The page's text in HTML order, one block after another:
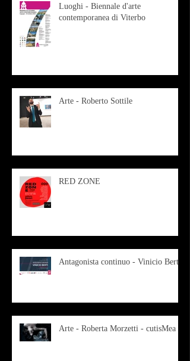
Luoghi - Biennale d'arte
contemporanea di Viterbo
Arte - Roberto Sottile
RED ZONE
Antagonista continuo - Vinicio Berti
Arte - Roberta Morzetti - cutisMea